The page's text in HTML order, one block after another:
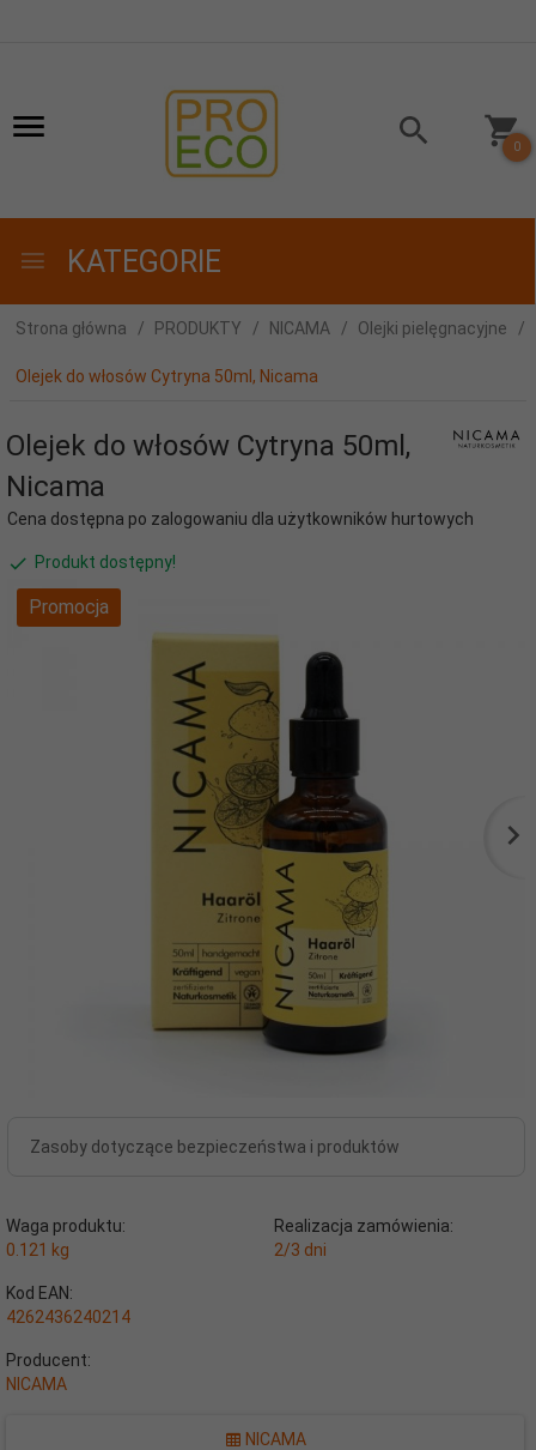
0
KATEGORIE
Strona główna PRODUKTY NICAMA Olejki pielęgnacyjne
Olejek do włosów Cytryna 50ml, Nicama
Olejek do włosów Cytryna 50ml,
Nicama
Cena dostępna po zalogowaniu dla użytkowników hurtowych
Produkt dostępny!
Promocja
Zasoby dotyczące bezpieczeństwa i produktów
Waga produktu:
0.121 kg
Realizacja zamówienia:
2/3 dni
Kod EAN:
4262436240214
Producent:
NICAMA
NICAMA